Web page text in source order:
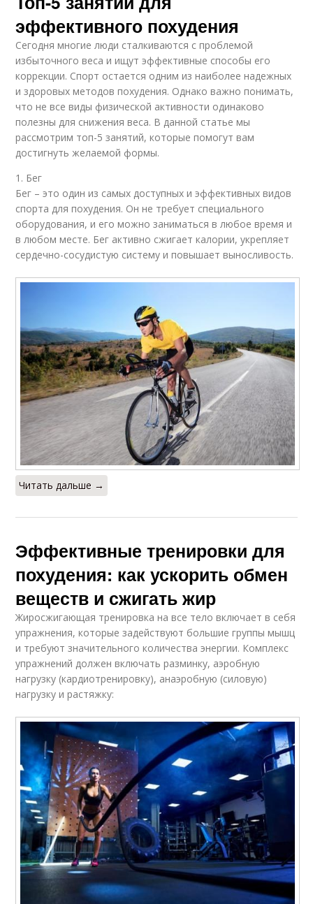
эффективного похудения
Сегодня многие люди сталкиваются с проблемой
избыточного веса и ищут эффективные способы его
коррекции. Спорт остается одним из наиболее надежных
и здоровых методов похудения. Однако важно понимать,
что не все виды физической активности одинаково
полезны для снижения веса. В данной статье мы
рассмотрим топ-5 занятий, которые помогут вам
достигнуть желаемой формы.
1. Бег
Бег – это один из самых доступных и эффективных видов
спорта для похудения. Он не требует специального
оборудования, и его можно заниматься в любое время и
в любом месте. Бег активно сжигает калории, укрепляет
сердечно-сосудистую систему и повышает выносливость.
Читать дальше →
Эффективные тренировки для
похудения: как ускорить обмен
веществ и сжигать жир
Жиросжигающая тренировка на все тело включает в себя
упражнения, которые задействуют большие группы мышц
и требуют значительного количества энергии. Комплекс
упражнений должен включать разминку, аэробную
нагрузку (кардиотренировку), анаэробную (силовую)
нагрузку и растяжку: